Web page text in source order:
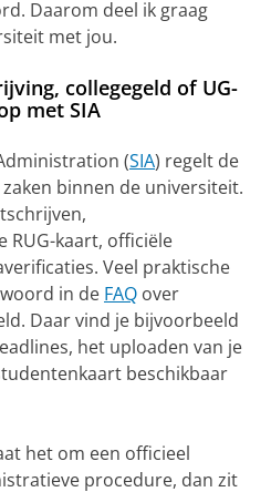
Daarom deel ik graag
met jou.
collegegeld of UG-
met SIA
(SIA) regelt de
binnen de universiteit.
RUG-kaart, officiële
Veel praktische
in de FAQ over
Daar vind je bijvoorbeeld
het uploaden van je
beschikbaar
het om een officieel
procedure, dan zit